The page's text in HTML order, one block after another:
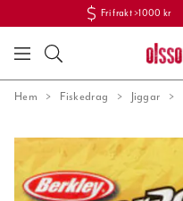
Fri frakt >1000 kr
Hem Fiskedrag Jiggar